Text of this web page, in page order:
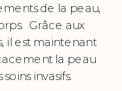
de la peau,
Grâce aux
il est maintenant
la peau
invasifs.